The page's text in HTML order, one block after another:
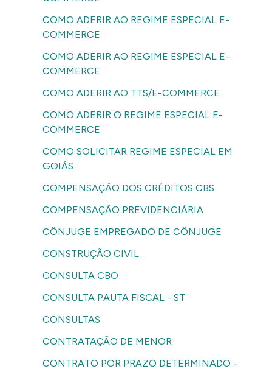
COMO ADERIR AO REGIME ESPECIAL E-
COMMERCE
COMO ADERIR AO REGIME ESPECIAL E-
COMMERCE
COMO ADERIR AO TTS/E-COMMERCE
COMO ADERIR O REGIME ESPECIAL E-
COMMERCE
COMO SOLICITAR REGIME ESPECIAL EM
GOIÁS
COMPENSAÇÃO DOS CRÉDITOS CBS
COMPENSAÇÃO PREVIDENCIÁRIA
CÔNJUGE EMPREGADO DE CÔNJUGE
CONSTRUÇÃO CIVIL
CONSULTA CBO
CONSULTA PAUTA FISCAL - ST
CONSULTAS
CONTRATAÇÃO DE MENOR
CONTRATO POR PRAZO DETERMINADO -